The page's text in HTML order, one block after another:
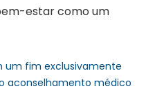
estar como um
um fim exclusivamente
aconselhamento médico